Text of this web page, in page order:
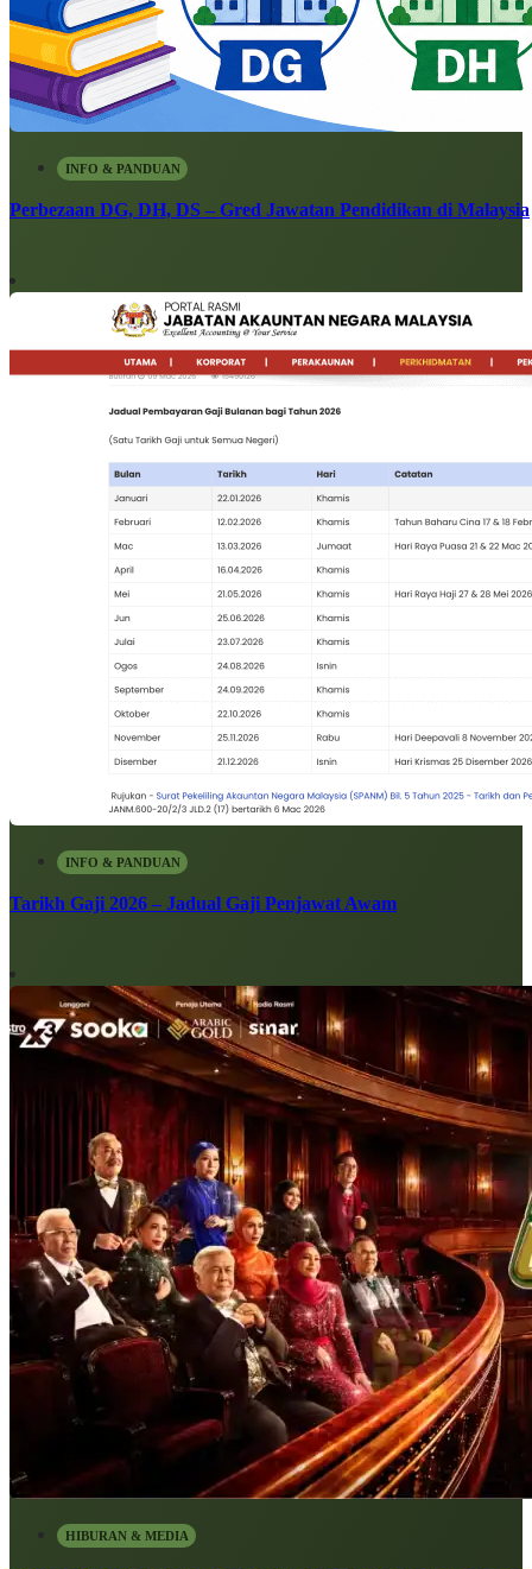
INFO & PANDUAN
Perbezaan DG, DH, DS – Gred Jawatan Pendidikan di Malaysia
INFO & PANDUAN
Tarikh Gaji 2026 – Jadual Gaji Penjawat Awam
HIBURAN & MEDIA